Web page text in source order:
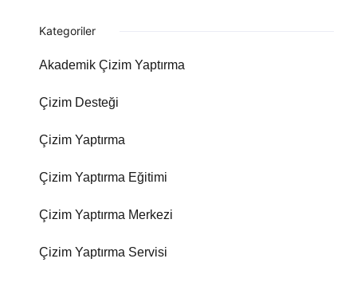
Kategoriler
Akademik Çizim Yaptırma
Çizim Desteği
Çizim Yaptırma
Çizim Yaptırma Eğitimi
Çizim Yaptırma Merkezi
Çizim Yaptırma Servisi